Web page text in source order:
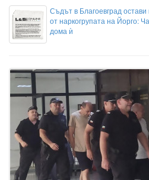
Съдът в Благоевград
от наркогрупата на Йорго:
дома ѝ